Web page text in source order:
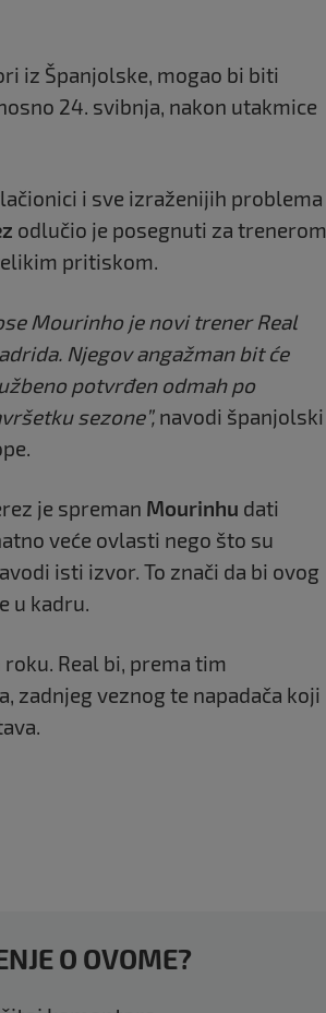
iz Španjolske, mogao bi biti
24. svibnja, nakon utakmice
i sve izraženijih problema
odlučio je posegnuti za trenerom
pritiskom.
Mourinho je novi trener Real
Njegov angažman bit će
potvrđen odmah po
sezone”, navodi španjolski
je spreman Mourinhu dati
veće ovlasti nego što su
isti izvor. To znači da bi ovog
u kadru.
Real bi, prema tim
veznog te napadača koji
O OVOME?